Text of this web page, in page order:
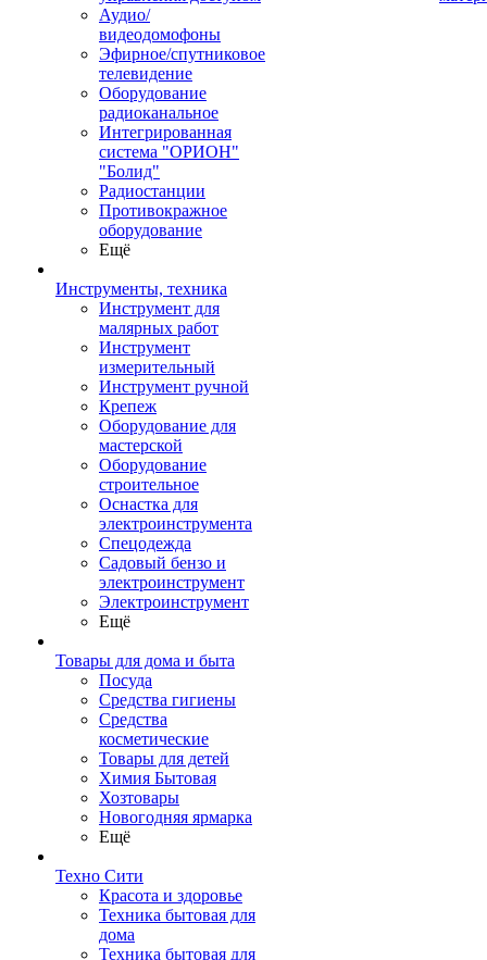
Аудио/
видеодомофоны
Эфирное/спутниковое
телевидение
Оборудование
радиоканальное
Интегрированная
система "ОРИОН"
"Болид"
Радиостанции
Противокражное
оборудование
Ещё
Инструменты, техника
Инструмент для
малярных работ
Инструмент
измерительный
Инструмент ручной
Крепеж
Оборудование для
мастерской
Оборудование
строительное
Оснастка для
электроинструмента
Спецодежда
Садовый бензо и
электроинструмент
Электроинструмент
Ещё
Товары для дома и быта
Посуда
Средства гигиены
Средства
косметические
Товары для детей
Химия Бытовая
Хозтовары
Новогодняя ярмарка
Ещё
Техно Сити
Красота и здоровье
Техника бытовая для
дома
Техника бытовая для